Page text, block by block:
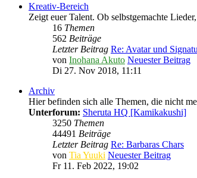
Kreativ-Bereich
Zeigt euer Talent. Ob selbstgemachte
16 Themen
562 Beiträge
Letzter Beitrag Re: Avatar und
von Inohana Akuto Neuester Beitrag
Di 27. Nov 2018, 11:11
Archiv
Hier befinden sich alle Themen, die nicht
Unterforum: Sheruta HQ [Kamikakushi]
3250 Themen
44491 Beiträge
Letzter Beitrag Re: Barbaras Chars
von Tia Yuuki Neuester Beitrag
Fr 11. Feb 2022, 19:02